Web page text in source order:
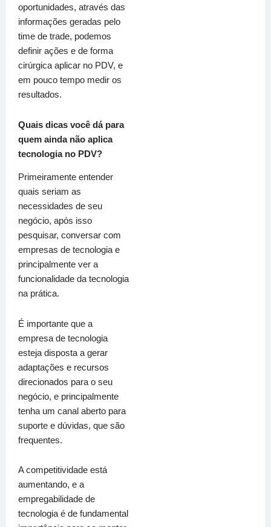
oportunidades, através das
informações geradas pelo
time de trade, podemos
definir ações e de forma
cirúrgica aplicar no PDV, e
em pouco tempo medir os
resultados.
Quais dicas você dá para
quem ainda não aplica
tecnologia no PDV?
Primeiramente entender
quais seriam as
necessidades de seu
negócio, após isso
pesquisar, conversar com
empresas de tecnologia e
principalmente ver a
funcionalidade da tecnologia
na prática.
É importante que a
empresa de tecnologia
esteja disposta a gerar
adaptações e recursos
direcionados para o seu
negócio, e principalmente
tenha um canal aberto para
suporte e dúvidas, que são
frequentes.
A competitividade está
aumentando, e a
empregabilidade de
tecnologia é de fundamental